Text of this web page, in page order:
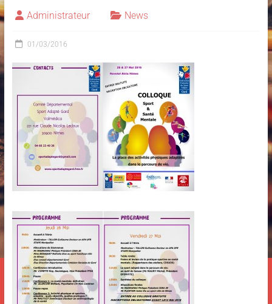
Administrateur News
01/03/2016